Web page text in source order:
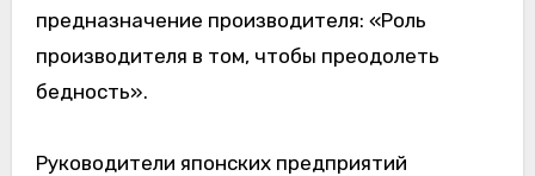
предназначение производителя: «Роль
производителя в том, чтобы преодолеть
бедность».
Руководители японских предприятий